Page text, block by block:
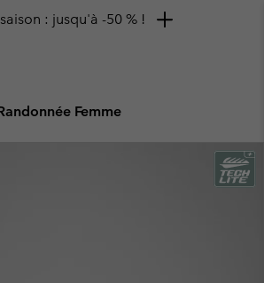
: jusqu'à -50 % !
Femme